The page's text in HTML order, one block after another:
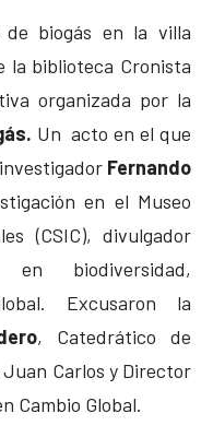
biogás en la villa
la biblioteca Cronista
organizada por la
Un acto en el que
Fernando
en el Museo
(CSIC), divulgador
biodiversidad,
Excusaron la
, Catedrático de
Juan Carlos y Director
Cambio Global.